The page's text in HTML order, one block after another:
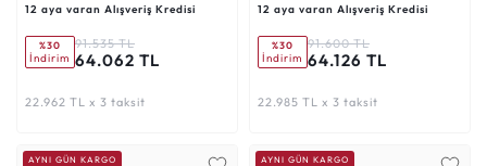
12 aya varan Alışveriş Kredisi
%30
İndirim
91.535 TL
64.062 TL
22.962 TL x 3 taksit
12 aya varan Alışveriş Kredisi
%30
İndirim
91.600 TL
64.126 TL
22.985 TL x 3 taksit
AYNI GÜN KARGO AYNI GÜN KARGO